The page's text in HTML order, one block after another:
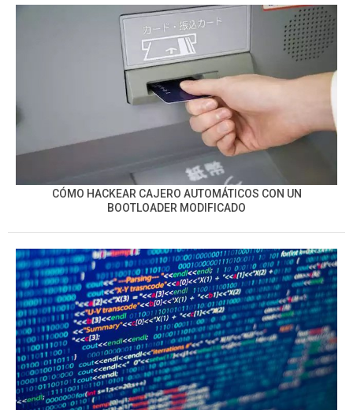
CÓMO HACKEAR CAJERO AUTOMÁTICOS CON UN
BOOTLOADER MODIFICADO